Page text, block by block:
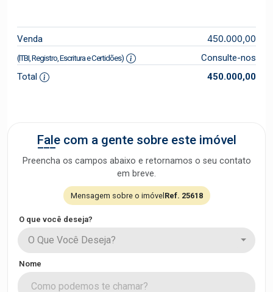
Venda 450.000,00
(ITBI, Registro, Escritura e Certidões)
Consulte-nos
Total
450.000,00
Fale com a gente sobre este imóvel
Preencha os campos abaixo e retornamos o seu contato
em breve.
Mensagem sobre o imóvel Ref. 25618
O que você deseja?
O Que Você Deseja?
Nome